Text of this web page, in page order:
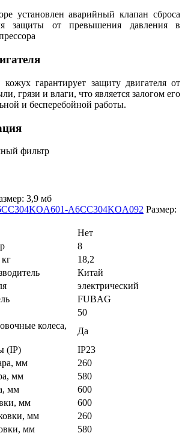
установлен аварийный клапан сброса
защиты от превышения давления в
кожух гарантирует защиту двигателя от
грязи и влаги, что является залогом его
и бесперебойной работы.
фильтр
3,9 мб
A6CC304KOA092 Размер:
Нет
8
18,2
Китай
электрический
FUBAG
50
колеса,
Да
(IP)
IP23
мм
260
мм
580
мм
600
мм
600
мм
260
мм
580